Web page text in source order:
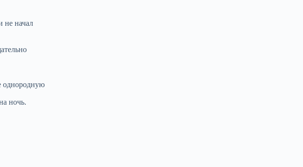
не начал
однородную
ночь.